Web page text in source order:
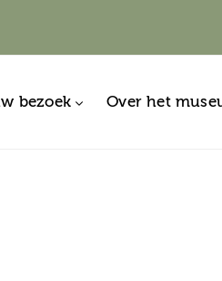
bezoek Over het